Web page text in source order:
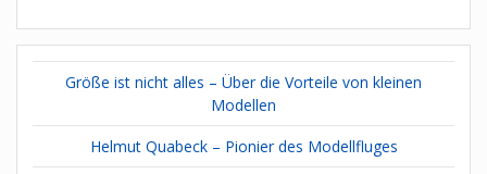
Größe ist nicht alles – Über die Vorteile von kleinen
Modellen
Helmut Quabeck – Pionier des Modellfluges